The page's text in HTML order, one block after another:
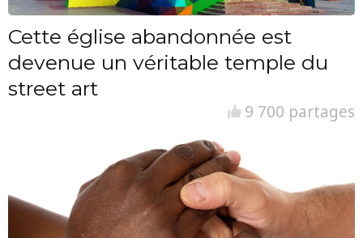
Cette église abandonnée est
devenue un véritable temple du
street art
9 700 partages